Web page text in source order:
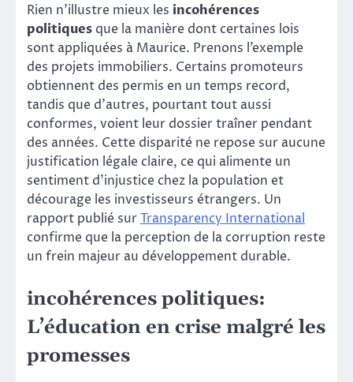
Rien n’illustre mieux les incohérences
politiques que la manière dont certaines lois
sont appliquées à Maurice. Prenons l’exemple
des projets immobiliers. Certains promoteurs
obtiennent des permis en un temps record,
tandis que d’autres, pourtant tout aussi
conformes, voient leur dossier traîner pendant
des années. Cette disparité ne repose sur aucune
justification légale claire, ce qui alimente un
sentiment d’injustice chez la population et
décourage les investisseurs étrangers. Un
rapport publié surTransparency International
confirme que la perception de la corruption reste
un frein majeur au développement durable.
incohérences politiques:
L’éducation en crise malgré les
promesses